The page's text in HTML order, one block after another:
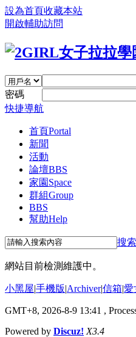
設為首頁收藏本站
開啟輔助訪問
密碼
快捷導航
首頁Portal
新聞
活動
論壇BBS
家園 Space
群組Group
BBS
幫助Help
搜索
網站目前檢測維護中。
小黑屋|手機版|Archiver|信箱|愛
GMT+8, 2026-8-9 13:41 ,
Powered by Discuz! X3.4